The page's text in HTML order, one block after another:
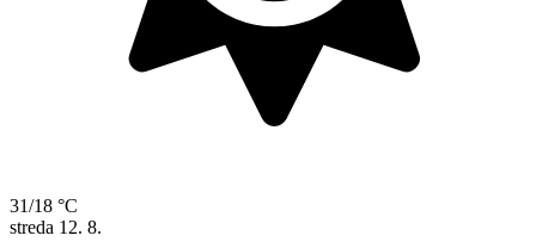
31/18 °C
streda 12. 8.